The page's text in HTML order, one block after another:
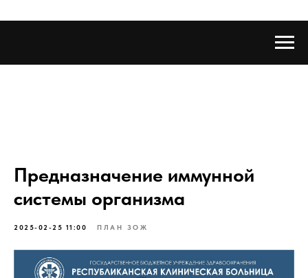
Предназначение иммунной
системы организма
2025-02-25 11:00 ПЛАН ЗОЖ